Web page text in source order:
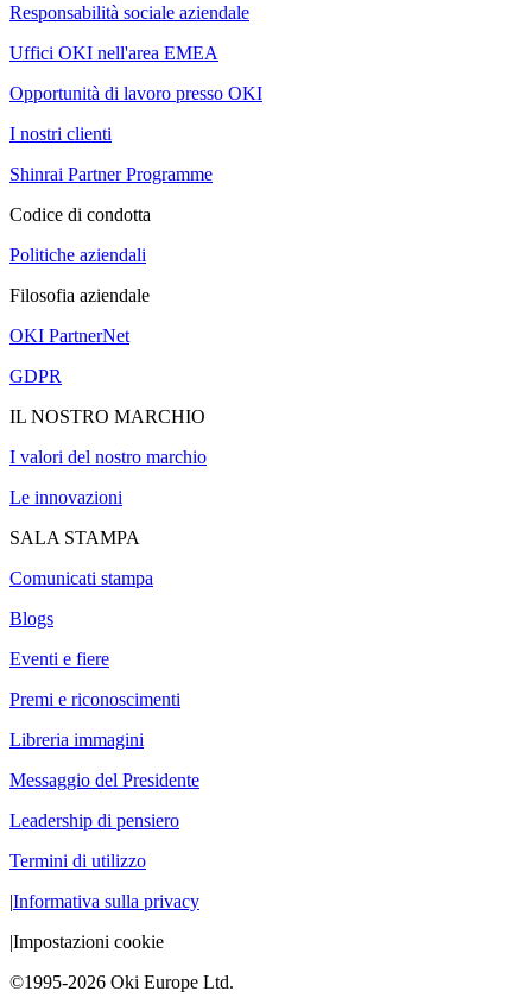
Responsabilità sociale aziendale
Uffici OKI nell'area EMEA
Opportunità di lavoro presso OKI
I nostri clienti
Shinrai Partner Programme
Codice di condotta
Politiche aziendali
Filosofia aziendale
OKI PartnerNet
GDPR
IL NOSTRO MARCHIO
I valori del nostro marchio
Le innovazioni
SALA STAMPA
Comunicati stampa
Blogs
Eventi e fiere
Premi e riconoscimenti
Libreria immagini
Messaggio del Presidente
Leadership di pensiero
Termini di utilizzo
|Informativa sulla privacy
|Impostazioni cookie
©1995-2026 Oki Europe Ltd.